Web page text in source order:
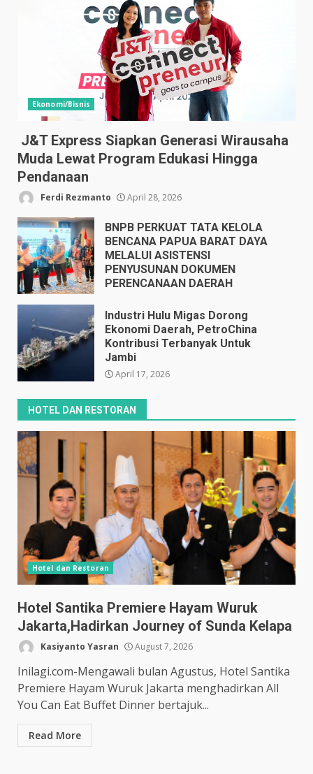
Ekonomi/Bisnis
J&T Express Siapkan Generasi Wirausaha
Muda Lewat Program Edukasi Hingga
Pendanaan
Ferdi Rezmanto April 28, 2026
BNPB PERKUAT TATA KELOLA
BENCANA PAPUA BARAT DAYA
MELALUI ASISTENSI
PENYUSUNAN DOKUMEN
PERENCANAAN DAERAH
Industri Hulu Migas Dorong
Ekonomi Daerah, PetroChina
Kontribusi Terbanyak Untuk
Jambi
April 17, 2026
HOTEL DAN RESTORAN
Hotel dan Restoran
Hotel Santika Premiere Hayam Wuruk
Jakarta,Hadirkan Journey of Sunda Kelapa
Kasiyanto Yasran August 7, 2026
Inilagi.com-Mengawali bulan Agustus, Hotel Santika
Premiere Hayam Wuruk Jakarta menghadirkan All
You Can Eat Buffet Dinner bertajuk...
Read More